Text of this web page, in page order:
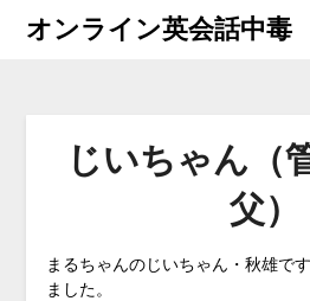
オンライン英会話中毒
じいちゃん（
父）
まるちゃんのじいちゃん・秋雄で
ました。